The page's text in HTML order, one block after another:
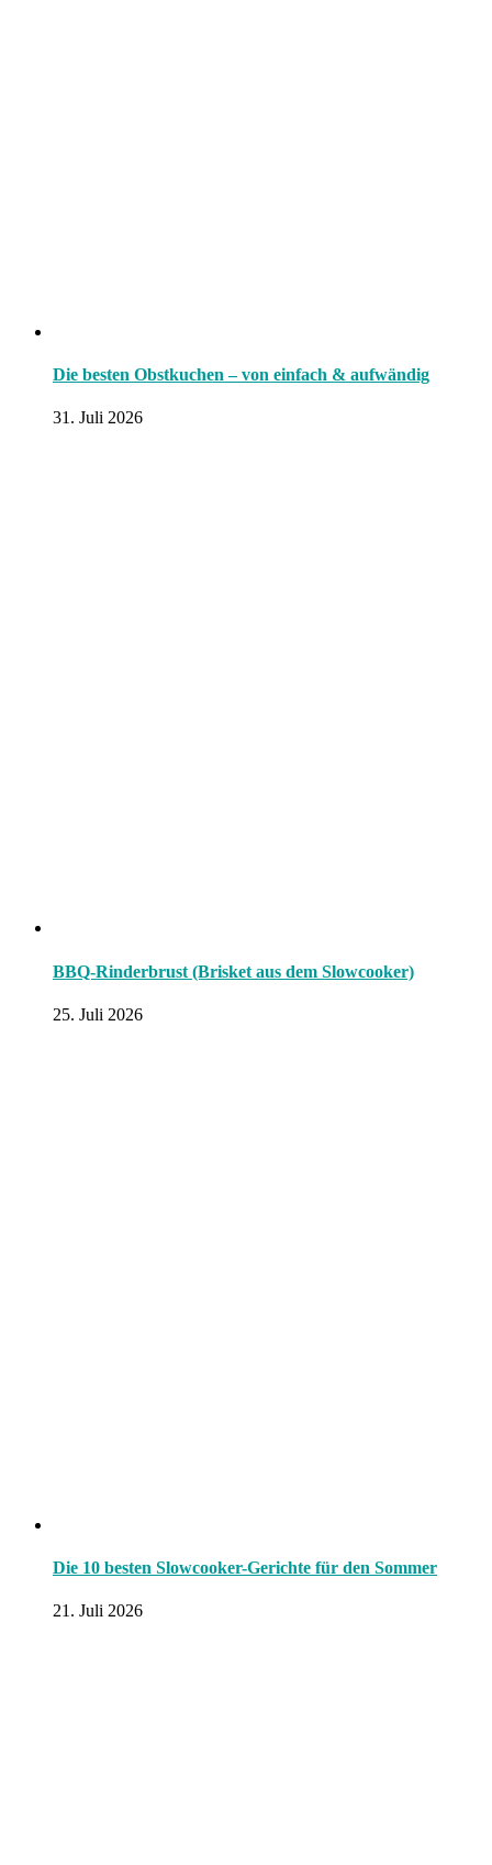
Die besten Obstkuchen – von einfach & aufwändig
31. Juli 2026
BBQ-Rinderbrust (Brisket aus dem Slowcooker)
25. Juli 2026
Die 10 besten Slowcooker-Gerichte für den Sommer
21. Juli 2026